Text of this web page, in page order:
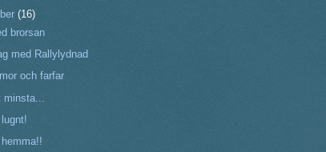
(16)
brorsan
med Rallylydnad
och farfar